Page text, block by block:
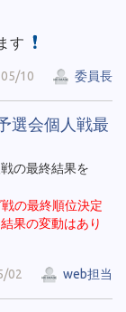
す
05/10 委員長
選会個人戦最
の最終結果を
の最終順位決定
果の変動はあり
02 web担当